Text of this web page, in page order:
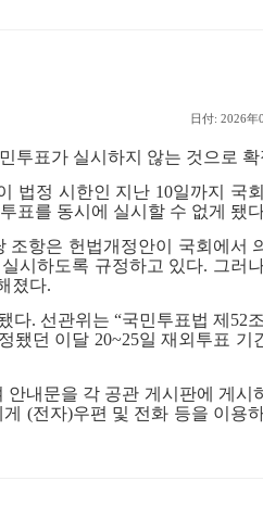
日付: 2026年
투표가 실시하지 않는 것으로
법정 시한인 지난 10일까지 국
표를 동시에 실시할 수 없게 됐
조항은 헌법개정안이 국회에서
시하도록 규정하고 있다. 그러
졌다.
다. 선관위는“국민투표법 제 52
됐던 이달 20~25일 재외투표 기
내문을 각 공관 게시판에 게시
(전자)우편 및 전화 등을 이용